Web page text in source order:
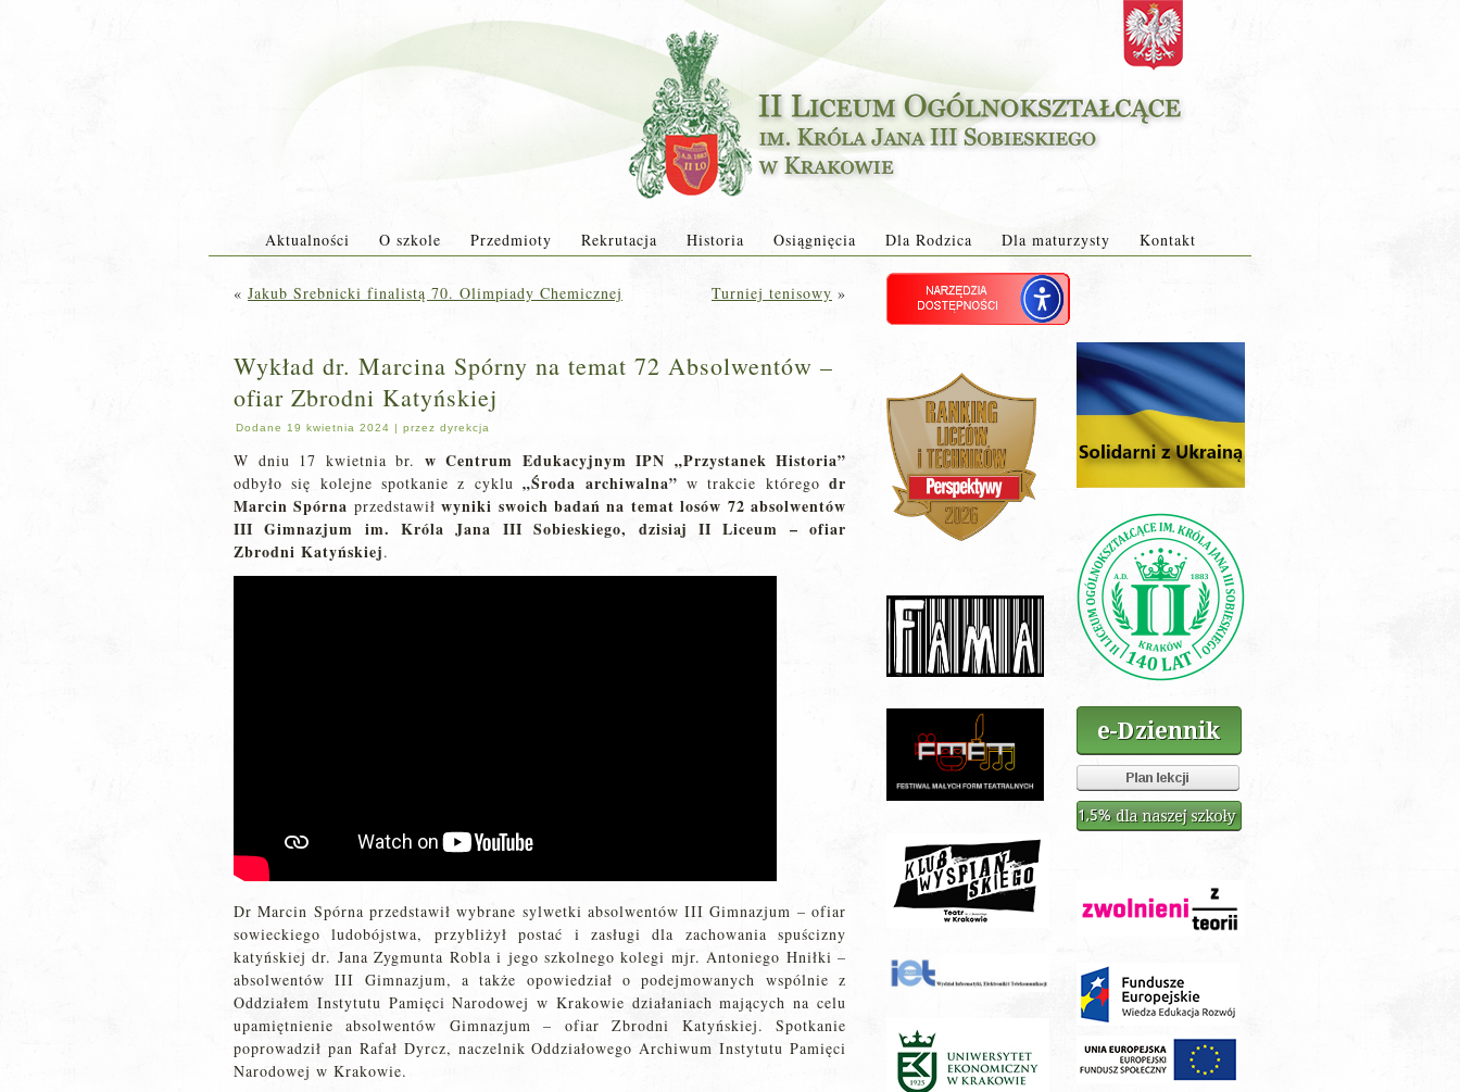
Aktualności O szkole Przedmioty Rekrutacja Historia Osiągnięcia Dla Rodzica Dla maturzysty Kontakt
« Jakub Srebnicki finalistą 70. Olimpiady Chemicznej Turniej tenisowy »
Wykład dr. Marcina Spórny na temat 72 Absolwentów –
ofiar Zbrodni Katyńskiej
Dodane 19 kwietnia 2024 | przez dyrekcja
W dniu 17 kwietnia br. w Centrum Edukacyjnym IPN „Przystanek Historia”
odbyło się kolejne spotkanie z cyklu„Środa archiwalna” w trakcie któregodr
Marcin Spórna przedstawiłwyniki swoich badań na temat losów 72 absolwentów
III Gimnazjum im. Króla Jana III Sobieskiego, dzisiaj II Liceum – ofiar
Zbrodni Katyńskiej.
Dr Marcin Spórna przedstawił wybrane sylwetki absolwentów III Gimnazjum – ofiar
sowieckiego ludobójstwa, przybliżył postać i zasługi dla zachowania spuścizny
katyńskiej dr. Jana Zygmunta Robla i jego szkolnego kolegi mjr. Antoniego Hniłki –
absolwentów III Gimnazjum, a także opowiedział o podejmowanych wspólnie z
Oddziałem Instytutu Pamięci Narodowej w Krakowie działaniach mających na celu
upamiętnienie absolwentów Gimnazjum – ofiar Zbrodni Katyńskiej. Spotkanie
poprowadził pan Rafał Dyrcz, naczelnik Oddziałowego Archiwum Instytutu Pamięci
Narodowej w Krakowie.